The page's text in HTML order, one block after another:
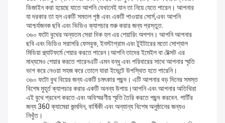
ডিজাইন করা হয়েছে যাতে আপনি যেখানেই যান তা নিয়ে যেতে পারেন। আপনার
যা দরকার তা হল একটি সমতল পৃষ্ঠ এবং একটি পাওয়ার সোর্স,এবং আপনি
আশ্চর্যজনক ছবি এবং ভিডিও ক্যাপচার শুরু করার জন্য প্রস্তুত.
৩৬০ ফটো বুথের অন্যতম সেরা দিক হল এর শেয়ারিং অপশন। আপনি আপনার
ছবি এবং ভিডিও সরাসরি ফেসবুক, ইনস্টাগ্রাম এবং টুইটারের মতো সোশ্যাল
মিডিয়া প্ল্যাটফর্মে শেয়ার করতে পারেন।আপনি তাদের ইমেইল বা টেক্সট এর
মাধ্যমেও শেয়ার করতে পারেনএটি এমন বন্ধু এবং পরিবারের সাথে আপনার স্মৃতি
ভাগ করে নেওয়া সহজ করে তোলে যারা ইভেন্টে উপস্থিত হতে পারেনি।
৩৬০ ফটো বুথ বিয়ের জন্য একটি চমৎকার পছন্দ। এটি আপনার বড় দিনের সমস্ত
বিশেষ মুহূর্ত ক্যাপচার করার একটি অনন্য উপায়।আপনি এবং আপনার অতিথিরা
এই বুথে প্রবেশ করতে এবং অবিস্মরণীয় স্মৃতি তৈরি করতে পছন্দ করবেন. পার্টির
জন্য 360 ক্যামেরা জন্মদিন, বার্ষিকী এবং অন্যান্য বিশেষ অনুষ্ঠানের জন্যও
নিখুঁত।